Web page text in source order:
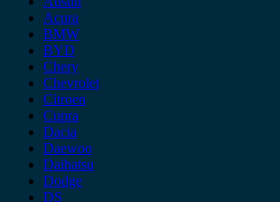
Acura
BMW
BYD
Chery
Chevrolet
Citroen
Cupra
Dacia
Daewoo
Daihatsu
Dodge
DS